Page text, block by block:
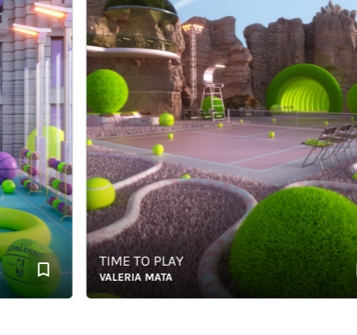
TIME TO PLAY
VALERIA MATA